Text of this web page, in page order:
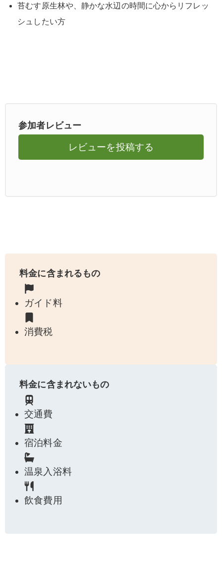
苔むす原生林や、静かな水辺の時間に心からリフレッ
シュしたい方
参加者レビュー
レビューを投稿する
料金に含まれるもの
ガイド料
消費税
料金に含まれないもの
交通費
宿泊料金
温泉入浴料
飲食費用